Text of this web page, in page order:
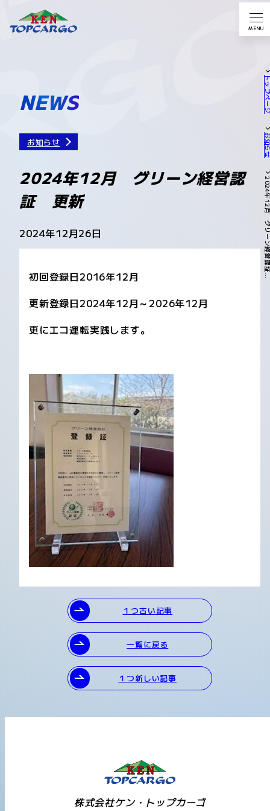
トッ
お
NEWS
お知らせ
2024年12月 グリーン経営認
証 更新
2024年12月26日
初回登録日2016年12月
更新登録日2024年12月～2026年12月
更にエコ運転実践します。
１つ古い記事
一覧に戻る
１つ新しい記事
株式会社ケン・トップカーゴ
MENU